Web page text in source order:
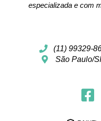
especializada e com
(11) 99329-
São Paulo/